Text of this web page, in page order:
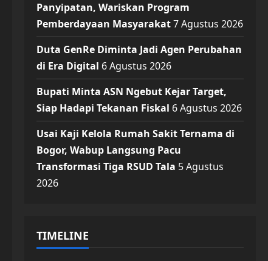
Panyipatan, Wariskan Program
Pemberdayaan Masyarakat7 Agustus 2026
Duta GenRe Diminta Jadi Agen Perubahan
di Era Digital 6 Agustus 2026
Bupati Minta ASN Ngebut Kejar Target,
Siap Hadapi Tekanan Fiskal 6 Agustus 2026
Usai Kaji Kelola Rumah Sakit Ternama di
Bogor, Wabup Langsung Pacu
Transformasi Tiga RSUD Tala 5 Agustus
2026
TIMELINE